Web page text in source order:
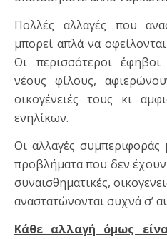
Πολλές αλλαγές που
μπορεί απλά να
Οι περισσότεροι
νέους φίλους,
οικογένειές τους κι
ενηλίκων.
Οι αλλαγές συμπεριφοράς
προβλήματα που δεν
συναισθηματικές,
αναστατώνονται συχνά σ’
Κάθε αλλαγή όμως